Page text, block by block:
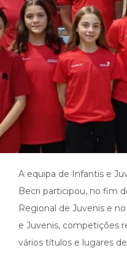
A equipa de Infantis e
Becri participou, no fim
Regional de Juvenis e
e Juvenis, competições
vários títulos e lugares